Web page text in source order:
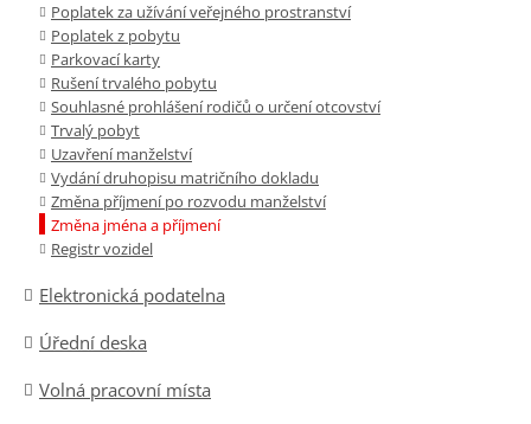
Poplatek za užívání veřejného prostranství
Poplatek z pobytu
Parkovací karty
Rušení trvalého pobytu
Souhlasné prohlášení rodičů o určení otcovství
Trvalý pobyt
Uzavření manželství
Vydání druhopisu matričního dokladu
Změna příjmení po rozvodu manželství
Změna jména a příjmení
Registr vozidel
Elektronická podatelna
Úřední deska
Volná pracovní místa